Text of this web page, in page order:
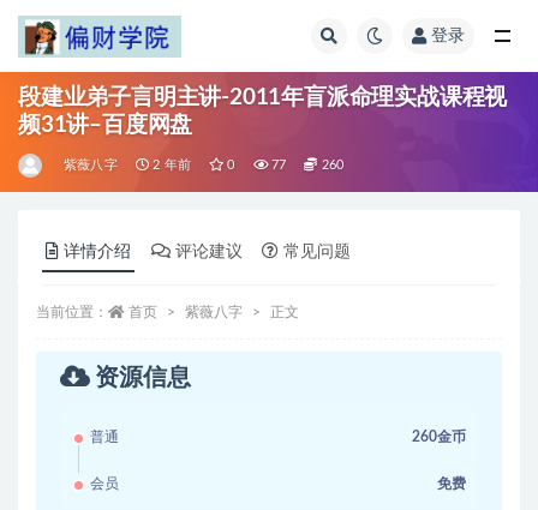
登录
段建业弟子言明主讲-2011年盲派命理实战课程视
频31讲–百度网盘
紫薇八字 2 年前 0 77 260
详情介绍 评论建议 常见问题
当前位置： 首页 紫薇八字 正文
资源信息
普通 260金币
会员 免费